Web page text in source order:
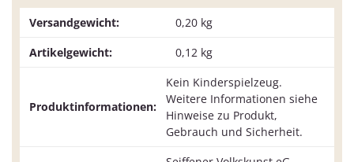
Versandgewicht:
0,20 kg
Artikelgewicht:
0,12 kg
Produktinformationen:
Kein Kinderspielzeug.
Weitere Informationen siehe
Hinweise zu Produkt,
Gebrauch und Sicherheit.